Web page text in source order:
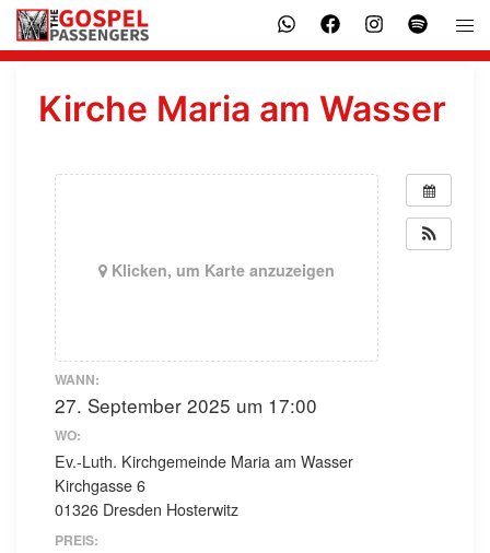
Zum
Inhalt
Kirche Maria am Wasser
Klicken, um Karte anzuzeigen
WANN:
27. September 2025 um 17:00
WO:
Ev.-Luth. Kirchgemeinde Maria am Wasser
Kirchgasse 6
01326 Dresden Hosterwitz
PREIS: